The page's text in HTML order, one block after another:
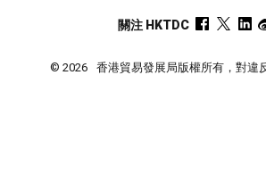
關注 HKTDC
© 2026 香港貿易發展局版權所有，對違